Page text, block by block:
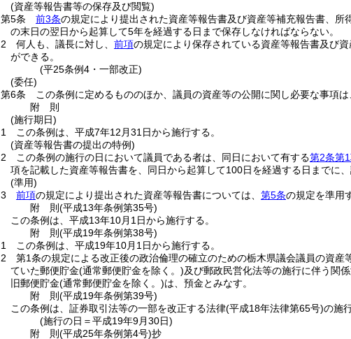
(資産等報告書等の保存及び閲覧)
第5条
前3条の規定により提出された資産等報告書及び資産等補充報告書、
の末日の翌日から起算して5年を経過する日まで保存しなければならない。
2
何人も、議長に対し、 前項の規定により保存されている資産等報告書及び
ができる。
(平25条例4・一部改正)
(委任)
第6条
この条例に定めるもののほか、議員の資産等の公開に関し必要な事項は
附 則
(施行期日)
1
この条例は、平成7年12月31日から施行する。
(資産等報告書の提出の特例)
2
この条例の施行の日において議員である者は、同日において有する第2条第
項を記載した資産等報告書を、同日から起算して100日を経過する日までに
(準用)
3
前項の規定により提出された資産等報告書については、 第5条の規定を準用
附 則(平成13年条例第35号)
この条例は、平成13年10月1日から施行する。
附 則(平成19年条例第38号)
1
この条例は、平成19年10月1日から施行する。
2
第1条の規定による改正後の政治倫理の確立のための栃木県議会議員の資
ていた郵便貯金(通常郵便貯金を除く。)及び郵政民営化法等の施行に伴う関
旧郵便貯金(通常郵便貯金を除く。)は、預金とみなす。
附 則(平成19年条例第39号)
この条例は、証券取引法等の一部を改正する法律(平成18年法律第65号)の施
(施行の日＝平成19年9月30日)
附 則(平成25年条例第4号)抄